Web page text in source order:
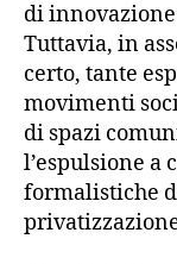
di
Tuttavia, in
certo, tante
movimenti
di spazi
l’espulsione a
formalistiche